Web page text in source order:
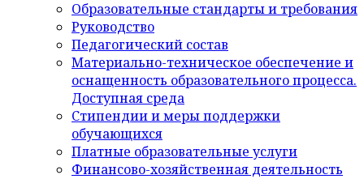
Образовательные стандарты и требования
Руководство
Педагогический состав
Материально-техническое обеспечение и
оснащенность образовательного процесса.
Доступная среда
Стипендии и меры поддержки
обучающихся
Платные образовательные услуги
Финансово-хозяйственная деятельность